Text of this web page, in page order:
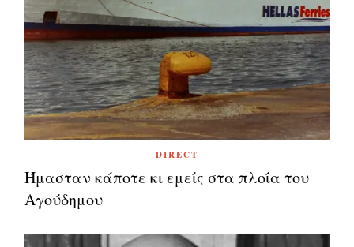
DIRECT
Ήμασταν κάποτε κι εμείς στα πλοία του
Αγούδημου